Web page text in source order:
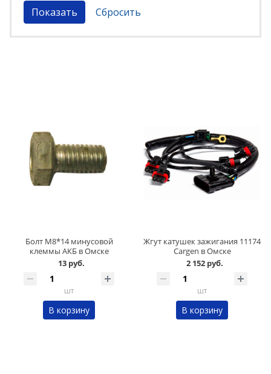
Болт М8*14 минусовой
клеммы АКБ в Омске
13 руб.
шт
В корзину
Жгут катушек зажигания 11174
Cargen в Омске
2 152 руб.
шт
В корзину